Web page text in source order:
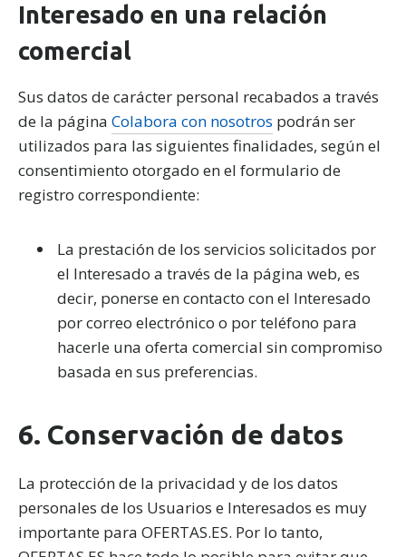
Interesado en una relación
comercial
Sus datos de carácter personal recabados a través
de la página Colabora con nosotros podrán ser
utilizados para las siguientes finalidades, según el
consentimiento otorgado en el formulario de
registro correspondiente:
La prestación de los servicios solicitados por
el Interesado a través de la página web, es
decir, ponerse en contacto con el Interesado
por correo electrónico o por teléfono para
hacerle una oferta comercial sin compromiso
basada en sus preferencias.
6. Conservación de datos
La protección de la privacidad y de los datos
personales de los Usuarios e Interesados es muy
importante para OFERTAS.ES. Por lo tanto,